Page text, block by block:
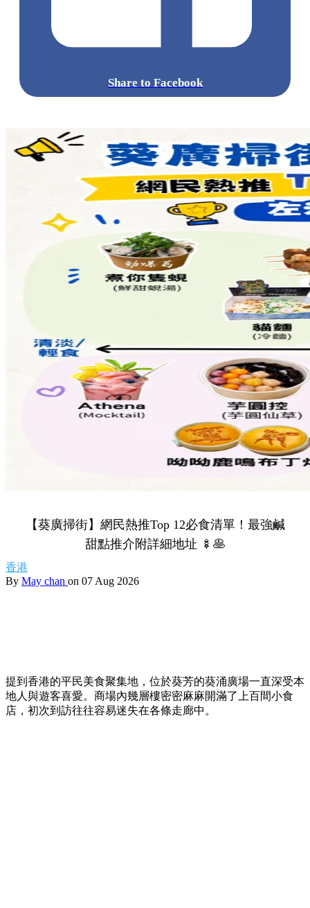
Share to Facebook
【葵廣掃街】網民熱推Top 12必食清單！最強鹹
甜點推介附詳細地址 🍢🥞
香港
By May chan on 07 Aug 2026
提到香港的平民美食聚集地，位於葵芳的葵涌廣場一直深受本
地人與遊客喜愛。商場內幾層樓密密麻麻開滿了上百間小食
店，初次到訪往往容易迷失在各條走廊中。